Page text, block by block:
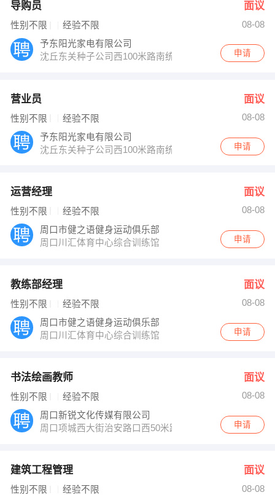
导购员 面议
性别不限 经验不限
08-08
予东阳光家电有限公司
沈丘东关种子公司西100米路南统帅电器专卖店
申请
营业员 面议
性别不限 经验不限
08-08
予东阳光家电有限公司
沈丘东关种子公司西100米路南统帅电器专卖店
申请
运营经理 面议
性别不限 经验不限
08-08
周口市健之语健身运动俱乐部
周口川汇体育中心综合训练馆
申请
教练部经理 面议
性别不限 经验不限
08-08
周口市健之语健身运动俱乐部
周口川汇体育中心综合训练馆
申请
书法绘画教师 面议
性别不限 经验不限
08-08
周口新锐文化传媒有限公司
周口项城西大街治安路口西50米路南
申请
建筑工程管理 面议
性别不限 经验不限
08-08